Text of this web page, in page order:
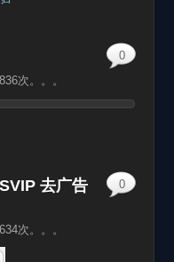
次。。。
0
去广告
次。。。
0